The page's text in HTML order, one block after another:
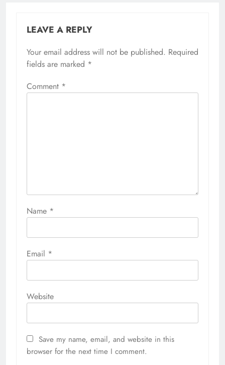
LEAVE A REPLY
Your email address will not be published. Required
fields are marked *
Comment *
Name *
Email *
Website
Save my name, email, and website in this
browser for the next time I comment.